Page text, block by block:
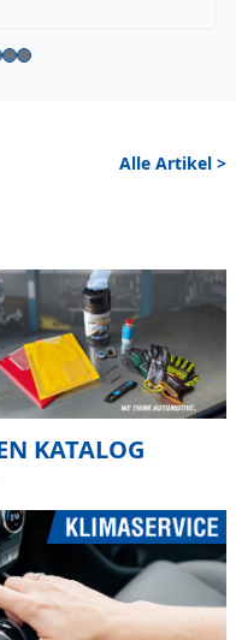
Alle Artikel >
KATALOG